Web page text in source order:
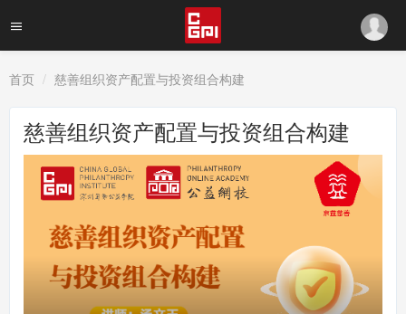
首页 慈善组织资产配置与投资组合构建
慈善组织资产配置与投资组合构建